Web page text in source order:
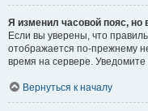
Я изменил часовой пояс, но
Если вы уверены, что
отображается по-прежнему
время на сервере.
Вернуться к началу